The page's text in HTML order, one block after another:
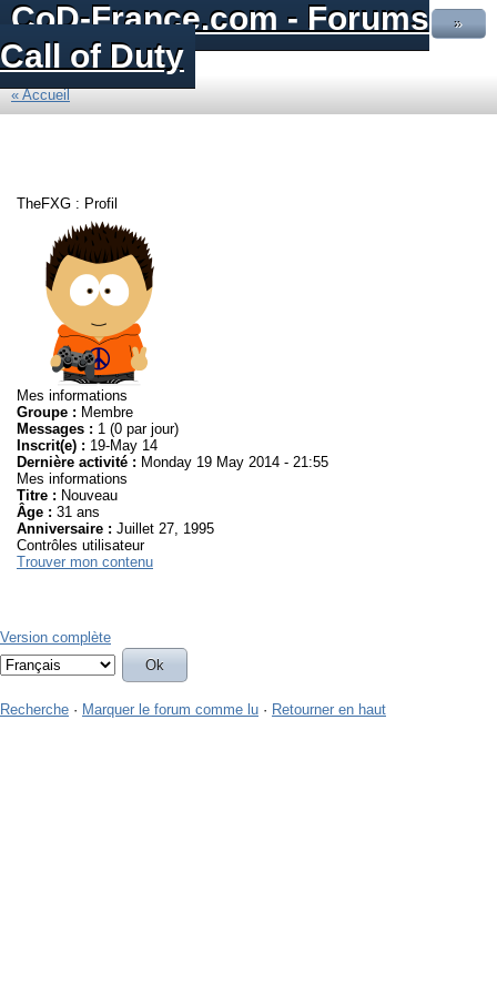
CoD-France.com - Forums
Call of Duty
»
« Accueil
TheFXG : Profil
Mes informations
Groupe : Membre
Messages : 1 (0 par jour)
Inscrit(e) : 19-May 14
Dernière activité : Monday 19 May 2014 - 21:55
Mes informations
Titre : Nouveau
Âge : 31 ans
Anniversaire : Juillet 27, 1995
Contrôles utilisateur
Trouver mon contenu
Version complète
Recherche · Marquer le forum comme lu · Retourner en haut